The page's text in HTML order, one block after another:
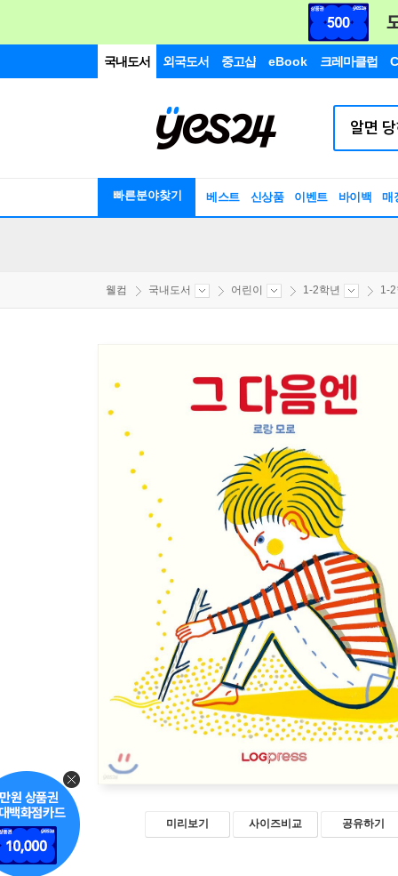
국내도서 외국도서 중고샵 eBook 크레마클럽
빠른분야찾기 베스트 신상품 이벤트 바이백 매
웰컴 국내도서 어린이 1-2학년 1-
미리보기 사이즈비교 공유하기